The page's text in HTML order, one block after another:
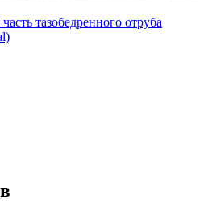
тазобедренного отруба